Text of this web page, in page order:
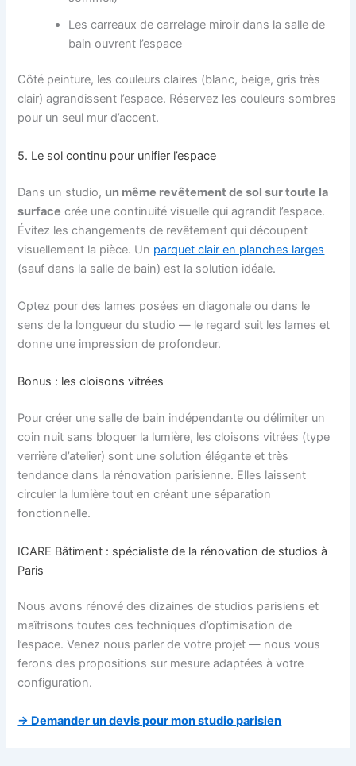
Les carreaux de carrelage miroir dans la salle de
bain ouvrent l’espace
Côté peinture, les couleurs claires (blanc, beige, gris très
clair) agrandissent l’espace. Réservez les couleurs sombres
pour un seul mur d’accent.
5. Le sol continu pour unifier l’espace
Dans un studio, un même revêtement de sol sur toute la
surface crée une continuité visuelle qui agrandit l’espace.
Évitez les changements de revêtement qui découpent
visuellement la pièce. Un parquet clair en planches larges
(sauf dans la salle de bain) est la solution idéale.
Optez pour des lames posées en diagonale ou dans le
sens de la longueur du studio — le regard suit les lames et
donne une impression de profondeur.
Bonus : les cloisons vitrées
Pour créer une salle de bain indépendante ou délimiter un
coin nuit sans bloquer la lumière, les cloisons vitrées (type
verrière d’atelier) sont une solution élégante et très
tendance dans la rénovation parisienne. Elles laissent
circuler la lumière tout en créant une séparation
fonctionnelle.
ICARE Bâtiment : spécialiste de la rénovation de studios à
Paris
Nous avons rénové des dizaines de studios parisiens et
maîtrisons toutes ces techniques d’optimisation de
l’espace. Venez nous parler de votre projet — nous vous
ferons des propositions sur mesure adaptées à votre
configuration.
→ Demander un devis pour mon studio parisien